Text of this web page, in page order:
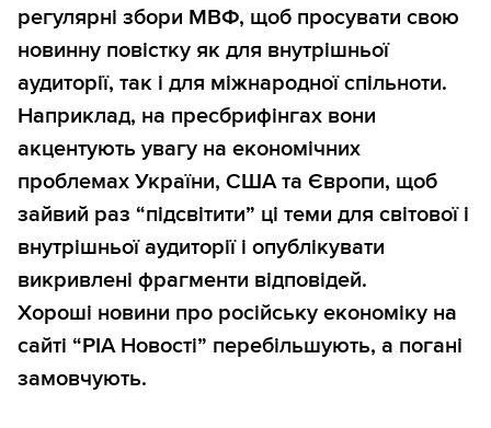
регулярні збори МВФ, щоб просувати свою
новинну повістку як для внутрішньої
аудиторії, так і для міжнародної спільноти.
Наприклад, на пресбрифінгах вони
акцентують увагу на економічних
проблемах України, США та Європи, щоб
зайвий раз “підсвітити” ці теми для світової і
внутрішньої аудиторії і опублікувати
викривлені фрагменти відповідей.
Хороші новини про російську економіку на
сайті “РІА Новості” перебільшують, а погані
замовчують.